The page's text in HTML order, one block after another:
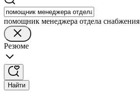
помощник менеджера отдела снабжения
Резюме
Найти